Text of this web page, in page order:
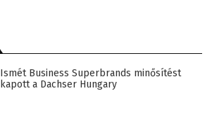
Ismét Business Superbrands minősítést
kapott a Dachser Hungary